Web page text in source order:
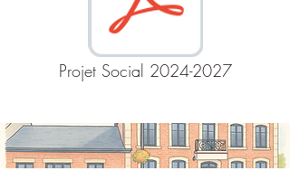
Projet Social 2024-2027